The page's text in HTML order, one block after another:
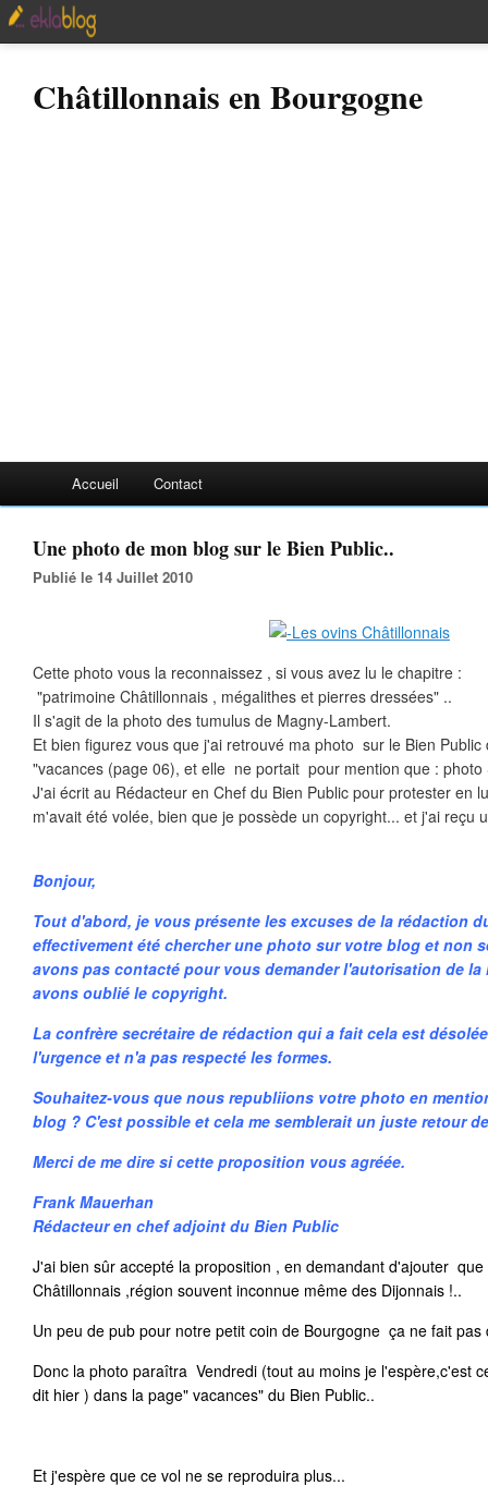
Châtillonnais en Bourgogne
Accueil Contact
Une photo de mon blog sur le Bien Public..
Publié le 14 Juillet 2010
Cette photo vous la reconnaissez , si vous avez lu le chapitre :
"patrimoine Châtillonnais , mégalithes et pierres dressées" ..
Il s'agit de la photo des tumulus de Magny-Lambert.
Et bien figurez vous que j'ai retrouvé ma photo sur le Bien Public
"vacances (page 06), et elle ne portait pour mention que : photo
J'ai écrit au Rédacteur en Chef du Bien Public pour protester en
m'avait été volée, bien que je possède un copyright... et j'ai reçu
Bonjour,
Tout d'abord, je vous présente les excuses de la rédaction
effectivement été chercher une photo sur votre blog et non
avons pas contacté pour vous demander l'autorisation de la
avons oublié le copyright.
La confrère secrétaire de rédaction qui a fait cela est
l'urgence et n'a pas respecté les formes.
Souhaitez-vous que nous republiions votre photo en
blog ? C'est possible et cela me semblerait un juste retour
Merci de me dire si cette proposition vous agréée.
Frank Mauerhan
Rédacteur en chef adjoint du Bien Public
J'ai bien sûr accepté la proposition , en demandant d'ajouter
Châtillonnais ,région souvent inconnue même des Dijonnais !..
Un peu de pub pour notre petit coin de Bourgogne ça ne fait pas
Donc la photo paraîtra Vendredi (tout au moins je l'espère,c'est
dit hier ) dans la page" vacances" du Bien Public..
Et j'espère que ce vol ne se reproduira plus...